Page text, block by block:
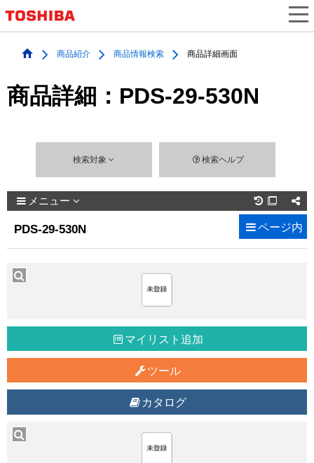
商品紹介 商品情報検索 商品詳細画面
商品詳細：PDS-29-530N
検索対象 検索ヘルプ
メニュー 
PDS-29-530N ページ内
マイリスト追加
ツール
カタログ